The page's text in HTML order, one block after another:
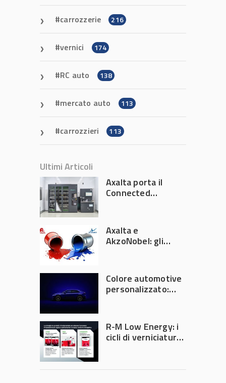
carrozzerie 216
vernici 174
RC auto 138
mercato auto 113
carrozzieri 113
Ultimi Articoli
Axalta porta il
Connected
Automechanika
Frankfurt 2026
Axalta e
AkzoNobel: gli
Colore automotive
personalizzato:
diventa ingegneria
di precisione
R-M Low Energy: i
cicli di verniciatura
tempi e costi in